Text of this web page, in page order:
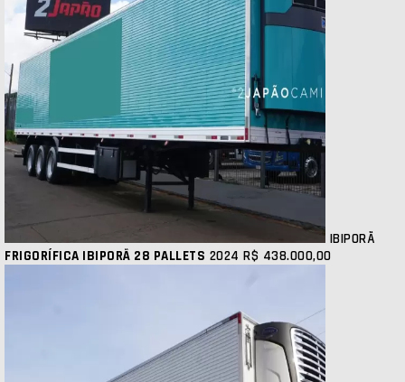
IBIPORÃ
FRIGORÍFICA IBIPORÃ 28 PALLETS 2024 R$ 438.000,00